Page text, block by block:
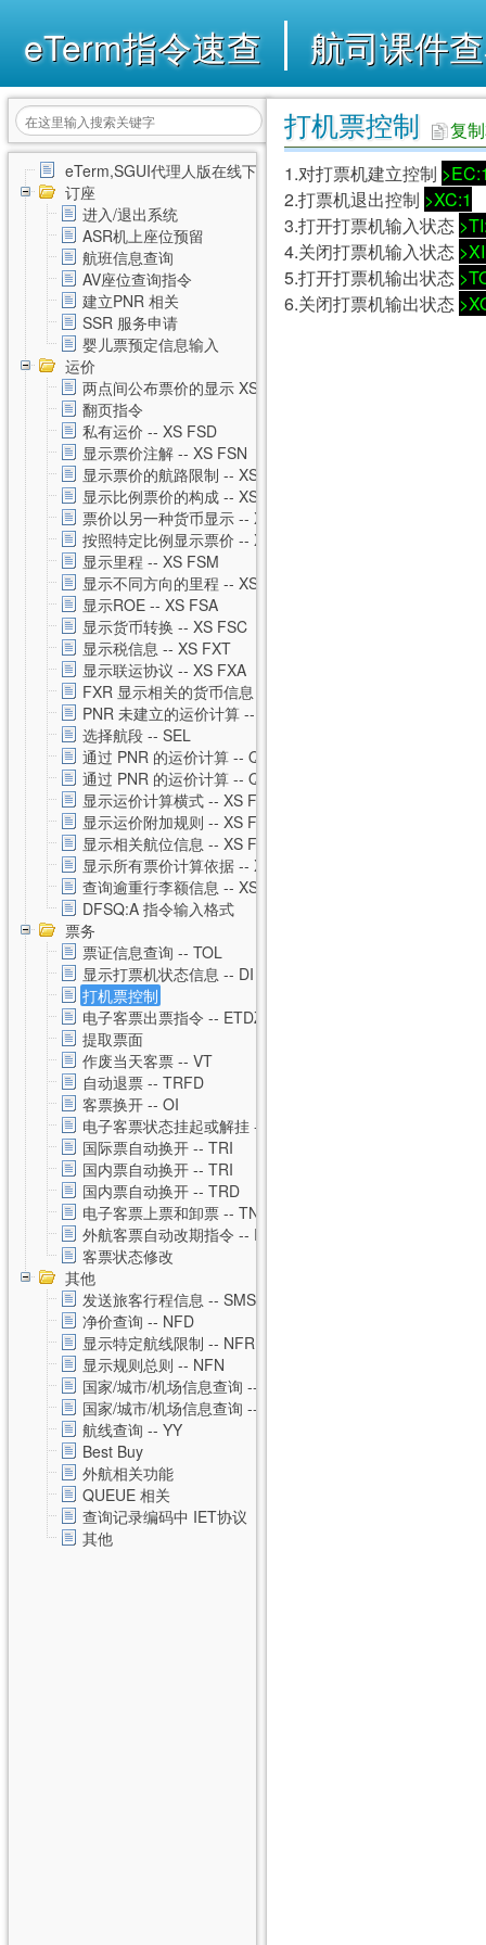
eTerm指令速查 航司课件
eTerm,SGUI代理人版在线下载
订座
进入/退出系统
ASR机上座位预留
航班信息查询
AV座位查询指令
建立PNR 相关
SSR 服务申请
婴儿票预定信息输入
运价
两点间公布票价的显示 XS FSD
翻页指令
私有运价 -- XS FSD
显示票价注解 -- XS FSN
显示票价的航路限制 -- XS FSL
显示比例票价的构成 -- XS FXH
票价以另一种货币显示 -- XS FXC
按照特定比例显示票价 -- XS FXM
显示里程 -- XS FSM
显示不同方向的里程 -- XS FSO
显示ROE -- XS FSA
显示货币转换 -- XS FSC
显示税信息 -- XS FXT
显示联运协议 -- XS FXA
FXR 显示相关的货币信息 -- XS FXR
PNR 未建立的运价计算 -- XS FSP
选择航段 -- SEL
通过 PNR 的运价计算 -- QTE
通过 PNR 的运价计算 -- QTE 私有运价
显示运价计算横式 -- XS FSQ
显示运价附加规则 -- XS FSG
显示相关航位信息 -- XS FSS
显示所有票价计算依据 -- XS FSU
查询逾重行李额信息 -- XS FSB
DFSQ:A 指令输入格式
票务
票证信息查询 -- TOL
显示打票机状态信息 -- DI
打机票控制
电子客票出票指令 -- ETDZ
提取票面
作废当天客票 -- VT
自动退票 -- TRFD
客票换开 -- OI
电子客票状态挂起或解挂 -- TSS
国际票自动换开 -- TRI
国内票自动换开 -- TRI
国内票自动换开 -- TRD
电子客票上票和卸票 -- TN
外航客票自动改期指令 -- RVAL
客票状态修改
其他
发送旅客行程信息 -- SMS
净价查询 -- NFD
显示特定航线限制 -- NFR
显示规则总则 -- NFN
国家/城市/机场信息查询 -- CNTZ
国家/城市/机场信息查询 -- CNTD
航线查询 -- YY
Best Buy
外航相关功能
QUEUE 相关
查询记录编码中 IET协议
其他
打机票控制
复
1.对打票机建立控制
2.打票机退出控制 >XC:1
3.打开打票机输入状态
4.关闭打票机输入状态
5.打开打票机输出状态
6.关闭打票机输出状态